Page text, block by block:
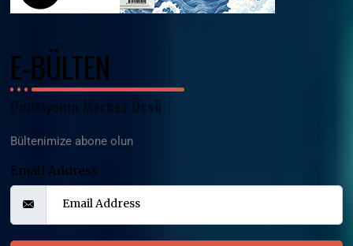
E-BÜLTEN
Polisiyenin Merkez Üssü
Bültenimize abone olun
Email Address